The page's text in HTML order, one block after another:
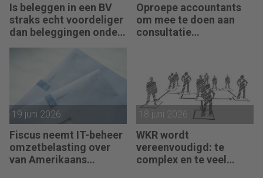
Is beleggen in een BV
straks echt voordeliger
dan beleggingen onder
Oproepe accountants
om mee te doen aan
consultatie
19 juni 2026
Fiscus neemt IT-beheer
omzetbelasting over
van Amerikaans
18 juni 2026
WKR wordt
vereenvoudigd: te
complex en te veel